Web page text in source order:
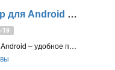
для Android 1.310
19
VK Мессенджер для Android – удобное приложение для смартфонов и планшетов. Текстовые и голосовые сообщения, видеозвонки, исчезающие сообщения и бизнес-уведомления